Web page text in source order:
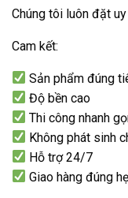
Chúng tôi luôn đặt
Cam kết:
Sản phẩm đúng
Độ bền cao
Thi công nhanh
Không phát sinh
Hỗ trợ 24/7
Giao hàng đúng